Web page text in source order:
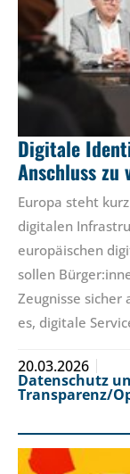
Digitale
Anschluss zu
Europa steht
digitalen
europäischen
sollen
Zeugnisse
es, digitale
20.03.2026
Datenschutz
Transparenz/